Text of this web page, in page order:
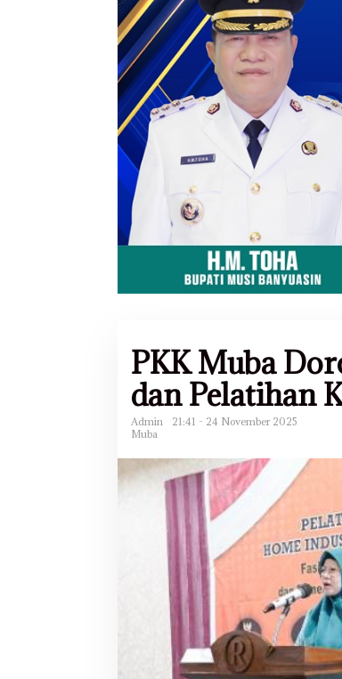
PKK Muba
dan Pelatihan
Admin
21:41 - 24 November 2025
Muba